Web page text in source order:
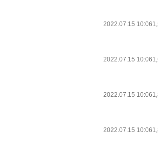
2022.07.15 10:06
2022.07.15 10:06
2022.07.15 10:06
2022.07.15 10:06